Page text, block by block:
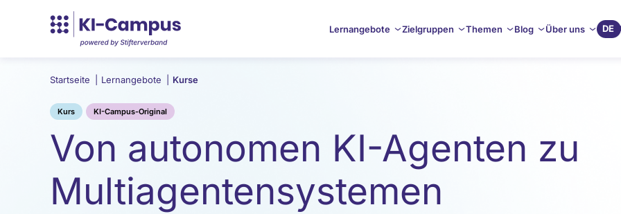
Lernangebote Zielgruppen Themen Blog Über uns DE
Startseite Lernangebote Kurse
Kurs KI-Campus-Original
Von autonomen KI-Agenten zu
Multiagentensystemen